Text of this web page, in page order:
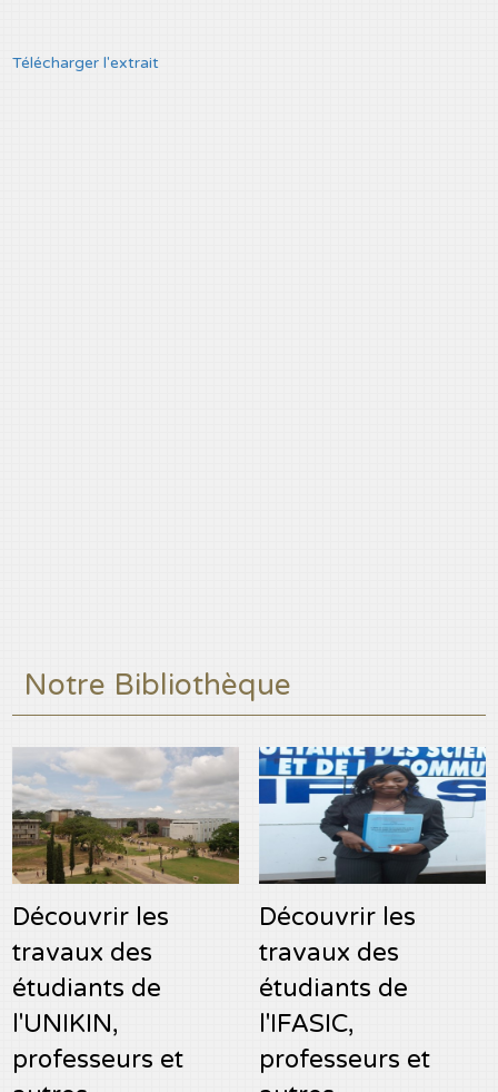
Télécharger l'extrait
Notre Bibliothèque
Découvrir les
travaux des
étudiants de
l'UNIKIN,
professeurs et
Découvrir les
travaux des
étudiants de
l'IFASIC,
professeurs et